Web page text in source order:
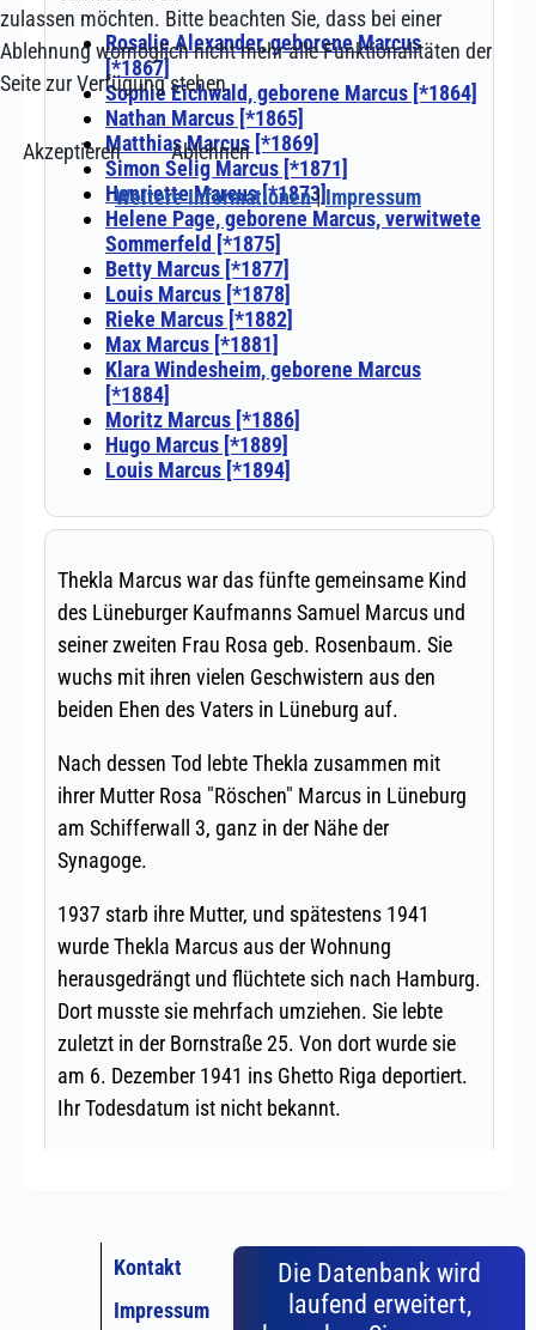
Kontakt
Impressum
Die Datenbank wird
laufend erweitert,
zulassen möchten. Bitte beachten Sie, dass bei einer
Ablehnung womöglich nicht mehr alle Funktionalitäten der
Seite zur Verfügung stehen.
Akzeptieren
Ablehnen
Weitere Informationen|Impressum